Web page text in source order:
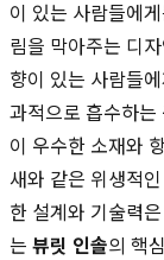
이 있는 사람들에
림을 막아주는 디
향이 있는 사람들
과적으로 흡수하
이 우수한 소재와
새와 같은 위생적
한 설계와 기술력은
는 뷰릿 인솔의 핵